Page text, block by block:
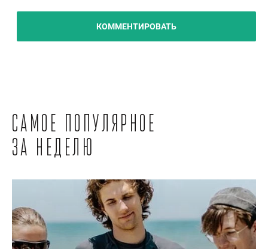
КОММЕНТИРОВАТЬ
Самое популярное
за неделю